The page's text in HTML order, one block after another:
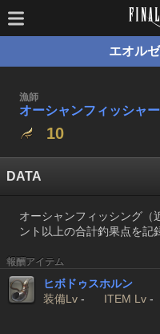
エオル
漁師
オーシャンフィッシャ
10
DATA
オーシャンフィッシング（
ント以上の合計釣果点を記
報酬アイテム
ヒボドゥスホルン
装備Lv - ITEM Lv -